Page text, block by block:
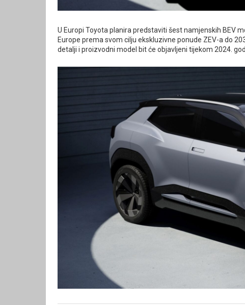
U Europi Toyota planira predstaviti šest namjenskih BEV
Europe prema svom cilju ekskluzivne ponude ZEV-a do
detalji i proizvodni model bit će objavljeni tijekom 2024.